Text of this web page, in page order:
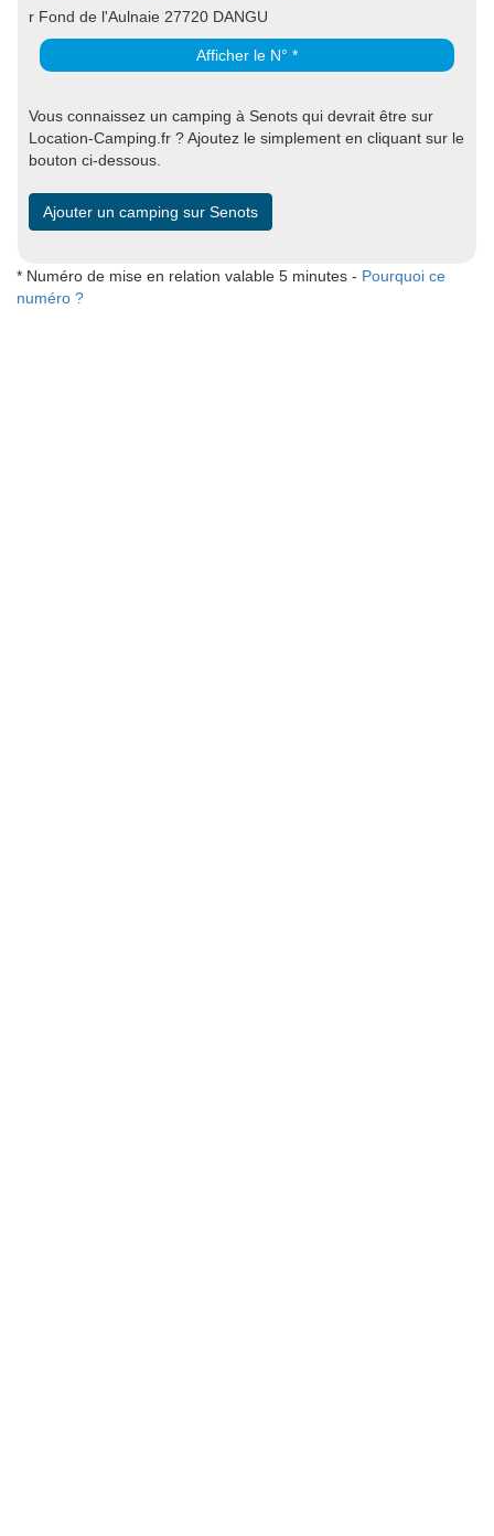
r Fond de l'Aulnaie 27720 DANGU
Afficher le N° *
Vous connaissez un camping à Senots qui devrait être sur
Location-Camping.fr ? Ajoutez le simplement en cliquant sur le
bouton ci-dessous.
Ajouter un camping sur Senots
* Numéro de mise en relation valable 5 minutes - Pourquoi ce
numéro ?